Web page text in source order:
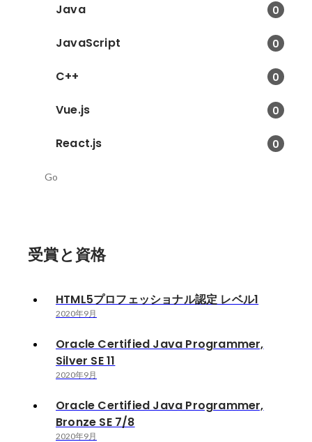
Java 0
JavaScript 0
C++ 0
Vue.js 0
React.js 0
Go
受賞と資格
HTML5プロフェッショナル認定 レベル1
2020年9月
Oracle Certified Java Programmer,
Silver SE 11
2020年9月
Oracle Certified Java Programmer,
Bronze SE 7/8
2020年9月